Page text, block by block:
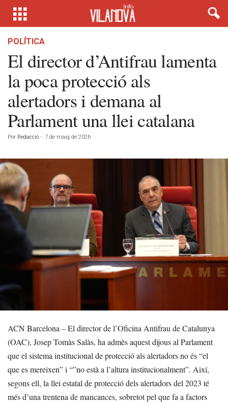
POLÍTICA
El director d’Antifrau lamenta
la poca protecció als
alertadors i demana al
Parlament una llei catalana
Por Redacció - 7 de maig de 2026
ACN Barcelona – El director de l’Oficina Antifrau de Catalunya
(OAC), Josep Tomàs Salàs, ha admès aquest dijous al Parlament
que el sistema institucional de protecció als alertadors no és “el
que es mereixen” i “”no està a l’altura institucionalment”. Així,
segons ell, la llei estatal de protecció dels alertadors del 2023 té
més d’una trentena de mancances, sobretot pel que fa a factors